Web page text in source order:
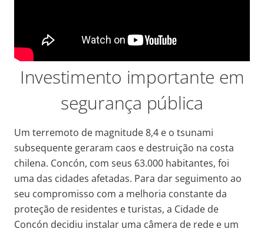
Investimento importante em
segurança pública
Um terremoto de magnitude 8,4 e o tsunami
subsequente geraram caos e destruição na costa
chilena. Concón, com seus 63.000 habitantes, foi
uma das cidades afetadas. Para dar seguimento ao
seu compromisso com a melhoria constante da
proteção de residentes e turistas, a Cidade de
Concón decidiu instalar uma câmera de rede e um